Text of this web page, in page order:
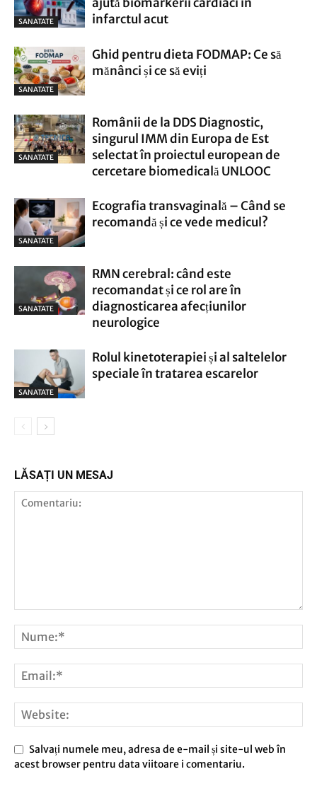
SANATATE
infarctul acut
SANATATE
Ghid pentru dieta FODMAP: Ce să
mănânci și ce să eviți
SANATATE
Românii de la DDS Diagnostic,
singurul IMM din Europa de Est
selectat în proiectul european de
cercetare biomedicală UNLOOC
SANATATE
Ecografia transvaginală – Când se
recomandă și ce vede medicul?
SANATATE
RMN cerebral: când este
recomandat și ce rol are în
diagnosticarea afecțiunilor
neurologice
SANATATE
Rolul kinetoterapiei și al saltelelor
speciale în tratarea escarelor
LĂSAȚI UN MESAJ
Salvați numele meu, adresa de e-mail și site-ul web în
acest browser pentru data viitoare i comentariu.